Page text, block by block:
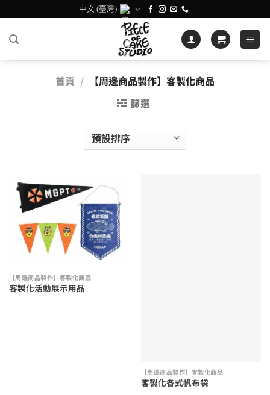
to
content
中文 (臺灣)
首頁 /
【周邊商品製作】客製化商品
篩選
【周邊商品製作】客製化商品
客製化活動展示用品
【周邊商品製作】客製化商品
客製化各式帆布袋